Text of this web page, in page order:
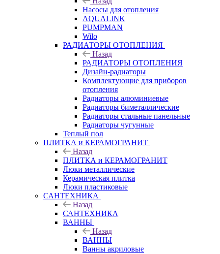
Насосы для отопления
AQUALINK
PUMPMAN
Wilo
РАДИАТОРЫ ОТОПЛЕНИЯ
Назад
РАДИАТОРЫ ОТОПЛЕНИЯ
Дизайн-радиаторы
Комплектующие для приборов
отопления
Радиаторы алюминиевые
Радиаторы биметаллические
Радиаторы стальные панельные
Радиаторы чугунные
Теплый пол
ПЛИТКА и КЕРАМОГРАНИТ
Назад
ПЛИТКА и КЕРАМОГРАНИТ
Люки металлические
Керамическая плитка
Люки пластиковые
САНТЕХНИКА
Назад
САНТЕХНИКА
ВАННЫ
Назад
ВАННЫ
Ванны акриловые